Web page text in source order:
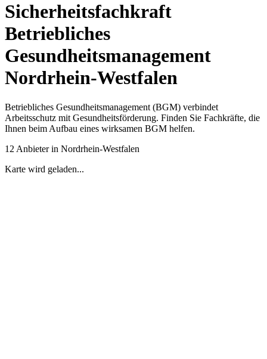
Sicherheitsfachkraft
Betriebliches
Gesundheitsmanagement
Nordrhein-Westfalen
Betriebliches Gesundheitsmanagement (BGM) verbindet
Arbeitsschutz mit Gesundheitsförderung. Finden Sie Fachkräfte, die
Ihnen beim Aufbau eines wirksamen BGM helfen.
12 Anbieter in Nordrhein-Westfalen
Karte wird geladen...